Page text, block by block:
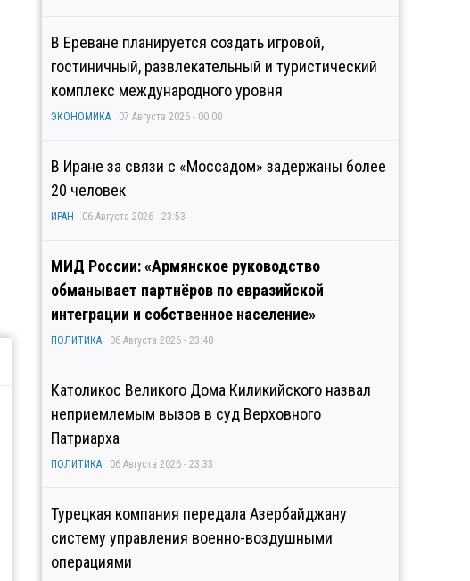
В Ереване планируется создать игровой,
гостиничный, развлекательный и туристический
комплекс международного уровня
ЭКОНОМИКА 07 Августа 2026 - 00:00
В Иране за связи с «Моссадом» задержаны более
20 человек
ИРАН 06 Августа 2026 - 23:53
МИД России: «Армянское руководство
обманывает партнёров по евразийской
интеграции и собственное население»
ПОЛИТИКА 06 Августа 2026 - 23:48
Католикос Великого Дома Киликийского назвал
неприемлемым вызов в суд Верховного
Патриарха
ПОЛИТИКА 06 Августа 2026 - 23:33
Турецкая компания передала Азербайджану
систему управления военно-воздушными
операциями